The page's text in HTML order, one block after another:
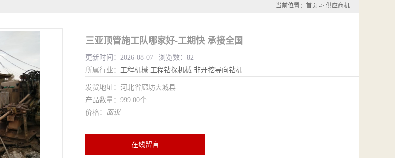
当前位置： 首页 -> 供应商机
三亚顶管施工队哪家好-工期快 承接全国
更新时间：2026-08-07 浏览数：82
所属行业： 工程机械 工程钻探机械 非开挖导向钻机
发货地址：河北省廊坊大城县
产品数量：999.00个
价格： 面议
在线留言